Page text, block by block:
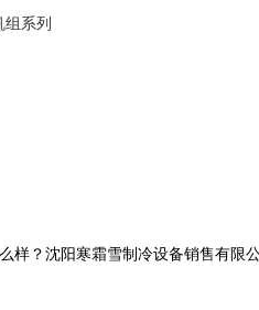
组系列
？沈阳寒霜雪制冷设备销售有